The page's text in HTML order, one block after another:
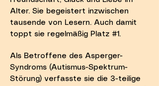
Alter. Sie begeistert inzwischen
tausende von Lesern. Auch damit
toppt sie regelmäßig Platz #1.
Als Betroffene des Asperger-
Syndroms (Autismus-Spektrum-
Störung) verfasste sie die 3-teilige